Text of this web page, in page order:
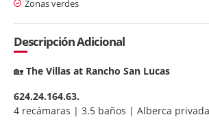
Zonas verdes
Descripción Adicional
🏡 The Villas at Rancho San Lucas
624.24.164.63.
4 recámaras | 3.5 baños | Alberca